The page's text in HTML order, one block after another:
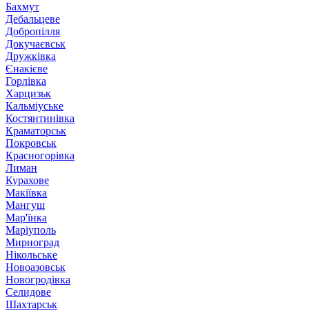
Бахмут
Дебальцеве
Добропілля
Докучаєвськ
Дружківка
Єнакієве
Горлівка
Харцизьк
Кальміуське
Костянтинівка
Краматорськ
Покровськ
Красногорівка
Лиман
Курахове
Макіївка
Мангуш
Мар'їнка
Маріуполь
Мирноград
Нікольське
Новоазовськ
Новогродівка
Селидове
Шахтарськ